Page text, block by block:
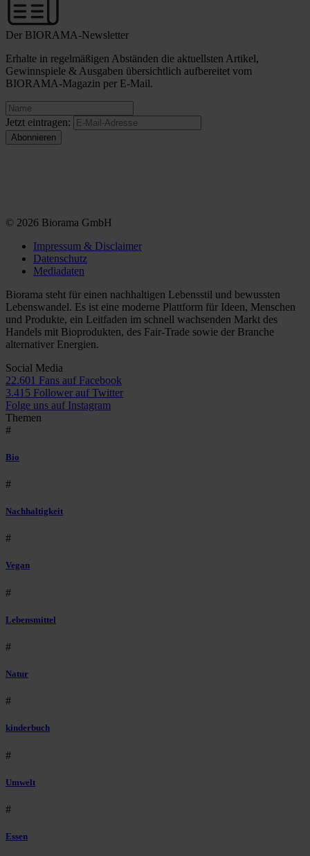
Der BIORAMA-Newsletter
Erhalte in regelmäßigen Abständen die aktuellsten Artikel,
Gewinnspiele & Ausgaben übersichtlich aufbereitet vom
BIORAMA-Magazin per E-Mail.
Jetzt eintragen:
© 2026 Biorama GmbH
Impressum & Disclaimer
Datenschutz
Mediadaten
Biorama steht für einen nachhaltigen Lebensstil und bewussten
Lebenswandel. Es ist eine moderne Plattform für Ideen, Menschen
und Produkte, ein Leitfaden im schnell wachsenden Markt des
Handels mit Bioprodukten, des Fair-Trade sowie der Branche
alternativer Energien.
Social Media
22.601 Fans auf Facebook
3.415 Follower auf Twitter
Folge uns auf Instagram
Themen
#
Bio
#
Nachhaltigkeit
#
Vegan
#
Lebensmittel
#
Natur
#
kinderbuch
#
Umwelt
#
Essen